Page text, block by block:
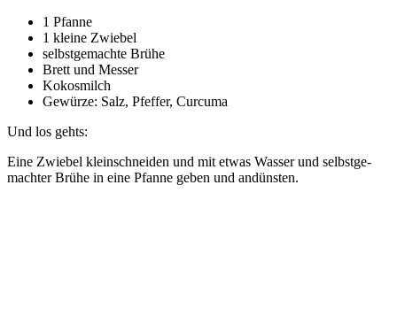
1 Pfan­ne
1 klei­ne Zwiebel
selbst­ge­mach­te Brühe
Brett und Messer
Kokos­milch
Gewür­ze: Salz, Pfef­fer, Curcuma
Und los gehts:
Eine Zwie­bel klein­schnei­den und mit etwas Was­ser und selbst­ge­
mach­ter Brü­he in eine Pfan­ne geben und andünsten.